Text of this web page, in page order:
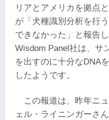
リアとアメリカを拠点
が「犬種識別分析を行
できなかった」と報告
Wisdom Panel社は、サ
を出すのに十分なDNA
したようです。
この報道は、昨年ニ
ェル・ライニンガーさ